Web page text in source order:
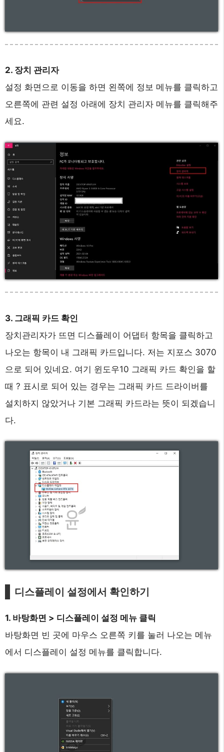
2. 장치 관리자
설정 화면으로 이동을 하면 왼쪽에 정보 메뉴를 클릭하고
오른쪽에 관련 설정 아래에 장치 관리자 메뉴를 클릭해주
세요.
3. 그래픽 카드 확인
장치관리자가 뜨면 디스플레이 어댑터 항목을 클릭하고
나오는 항목이 내 그래픽 카드입니다. 저는 지포스 3070
으로 되어 있네요. 여기 윈도우10 그래픽 카드 확인을 할
때 ? 표시로 되어 있는 경우는 그래픽 카드 드라이버를
설치하지 않았거나 기본 그래픽 카드라는 뜻이 되겠습니
다.
디스플레이 설정에서 확인하기
1. 바탕화면 > 디스플레이 설정 메뉴 클릭
바탕화면 빈 곳에 마우스 오른쪽 키를 눌러 나오는 메뉴
에서 디스플레이 설정 메뉴를 클릭합니다.